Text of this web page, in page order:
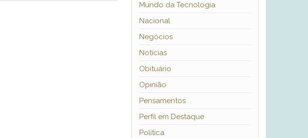
Mundo da Tecnologia
Nacional
Negócios
Notícias
Obituário
Opinião
Pensamentos
Perfil em Destaque
Política